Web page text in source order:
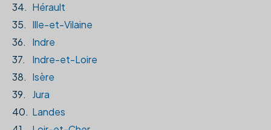
34. Hérault
35. Ille-et-Vilaine
36.
Indre
37.
Indre-et-Loire
38. Isère
39.
Jura
40. Landes